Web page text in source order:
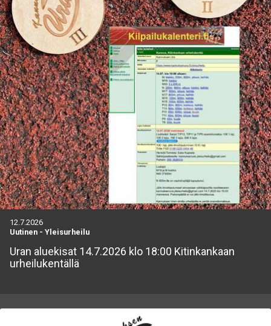
12.7.2026
Uutinen - Yleisurheilu
Uran aluekisat 14.7.2026 klo 18:00 Kitinkankaan
urheilukentällä